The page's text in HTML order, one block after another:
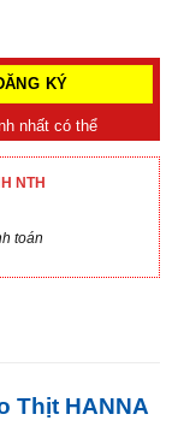
nhất có thể
NTH
toán
Thịt HANNA